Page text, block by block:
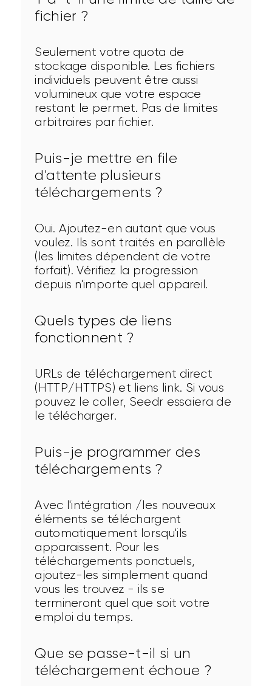
fichier ?
Seulement votre quota de
stockage disponible. Les fichiers
individuels peuvent être aussi
volumineux que votre espace
restant le permet. Pas de limites
arbitraires par fichier.
Puis-je mettre en file
d'attente plusieurs
téléchargements ?
Oui. Ajoutez-en autant que vous
voulez. Ils sont traités en parallèle
(les limites dépendent de votre
forfait). Vérifiez la progression
depuis n'importe quel appareil.
Quels types de liens
fonctionnent ?
URLs de téléchargement direct
(HTTP/HTTPS) et liens link. Si vous
pouvez le coller, Seedr essaiera de
le télécharger.
Puis-je programmer des
téléchargements ?
Avec l'intégration /les nouveaux
éléments se téléchargent
automatiquement lorsqu'ils
apparaissent. Pour les
téléchargements ponctuels,
ajoutez-les simplement quand
vous les trouvez - ils se
termineront quel que soit votre
emploi du temps.
Que se passe-t-il si un
téléchargement échoue ?